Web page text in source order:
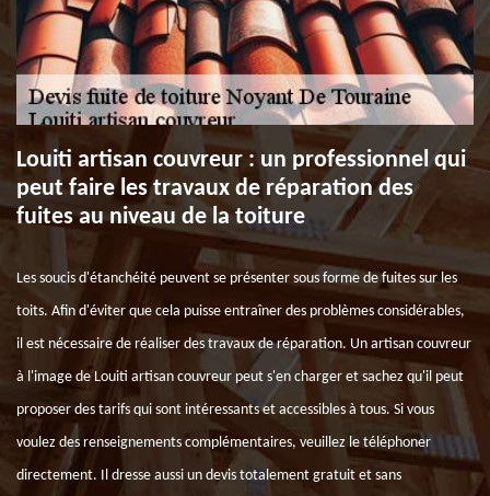
Louiti artisan couvreur : un professionnel qui
peut faire les travaux de réparation des
fuites au niveau de la toiture
Les soucis d'étanchéité peuvent se présenter sous forme de fuites sur les
toits. Afin d'éviter que cela puisse entraîner des problèmes considérables,
il est nécessaire de réaliser des travaux de réparation. Un artisan couvreur
à l'image de Louiti artisan couvreur peut s'en charger et sachez qu'il peut
proposer des tarifs qui sont intéressants et accessibles à tous. Si vous
voulez des renseignements complémentaires, veuillez le téléphoner
directement. Il dresse aussi un devis totalement gratuit et sans